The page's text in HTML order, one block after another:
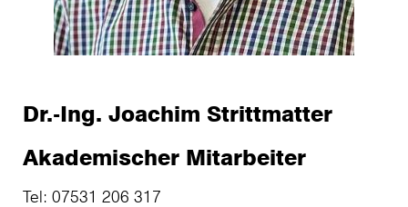
Dr.-Ing. Joachim Strittmatter
Akademischer Mitarbeiter
Tel: 07531 206 317